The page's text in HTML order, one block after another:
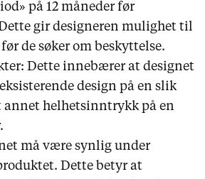
på 12 måneder før
gir designeren mulighet til
de søker om beskyttelse.
Dette innebærer at designet
design på en slik
annet helhetsinntrykk på en
må være synlig under
Dette betyr at